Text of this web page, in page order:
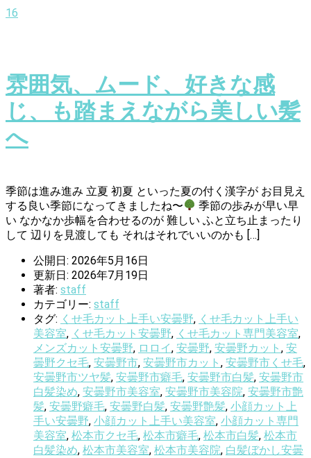
16
雰囲気、ムード、好きな感
じ、も踏まえながら美しい髪
へ
季節は進み進み 立夏 初夏 といった夏の付く漢字が お目見え
する良い季節になってきましたね〜
季節の歩みが早い早
い なかなか歩幅を合わせるのが 難しい ふと立ち止まったり
して 辺りを見渡しても それはそれでいいのかも […]
公開日: 2026年5月16日
更新日: 2026年7月19日
著者: staff
カテゴリー: staff
タグ: くせ毛カット上手い安曇野, くせ毛カット上手い
美容室, くせ毛カット安曇野, くせ毛カット専門美容室,
メンズカット安曇野, ロロイ, 安曇野, 安曇野カット , 安
曇野クセ毛, 安曇野市, 安曇野市カット , 安曇野市くせ毛,
安曇野市ツヤ髪, 安曇野市癖毛, 安曇野市白髪, 安曇野市
白髪染め, 安曇野市美容室, 安曇野市美容院, 安曇野市艶
髪, 安曇野癖毛, 安曇野白髪, 安曇野艶髪, 小顔カット上
手い安曇野, 小顔カット上手い美容室, 小顔カット専門
美容室, 松本市クセ毛, 松本市癖毛, 松本市白髪, 松本市
白髪染め, 松本市美容室, 松本市美容院, 白髪ぼかし安曇